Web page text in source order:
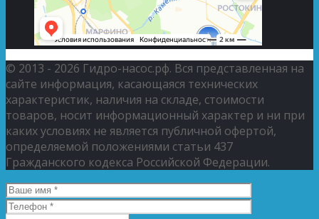
© 2013 - 2026 Гидро-насос.рф. Вся представленная на
сайте информация, касающаяся технических
характеристик, наличия на складе, стоимости
товаров, носит информационный характер и ни при
каких условиях не является публичной офертой,
определяемой положениями статьи 437
Гражданского кодекса Российской Федерации.